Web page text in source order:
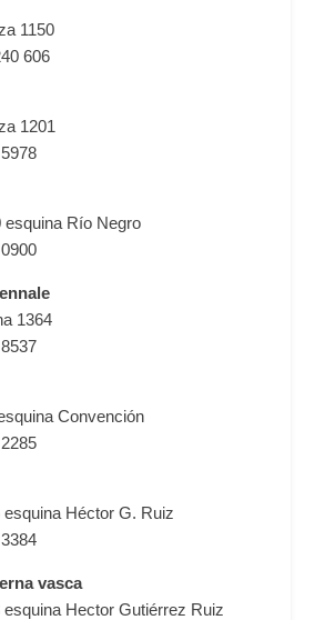
1150
606
1201
esquina Río Negro
1364
Convención
esquina Héctor G. Ruiz
vasca
esquina Hector Gutiérrez Ruiz